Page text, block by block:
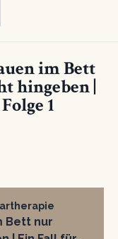
im Bett
hingeben |
1